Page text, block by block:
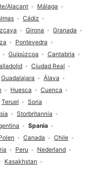
Storbritannia
Spania
Canada
Chile
Peru
Nederland
Kasakhstan
Alacant
Málaga
Cádiz
Girona
Granada
Pontevedra
Guipúzcoa
Cantabria
Ciudad Real
Guadalajara
Álava
Huesca
Cuenca
Teruel Soria